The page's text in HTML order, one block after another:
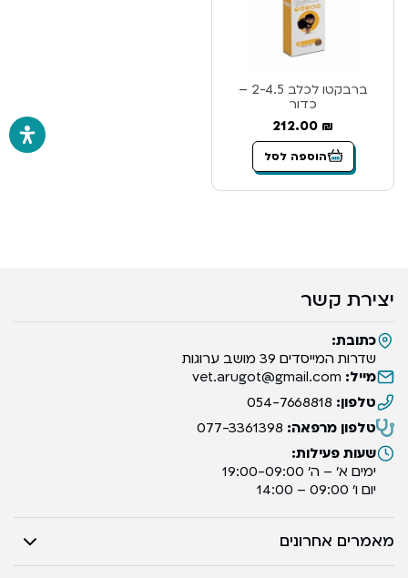
ברבקטו לכלב 2-4.5 –
כדור
212.00 ₪
הוספה לסל
יצירת קשר
כתובת:
שדרות המייסדים 39 מושב ערוגות
מייל: vet.arugot@gmail.com
טלפון: 054-7668818
טלפון מרפאה: 077-3361398
שעות פעילות:
ימים א’ – ה’ 19:00-09:00
יום ו’ 09:00 – 14:00
מאמרים אחרונים